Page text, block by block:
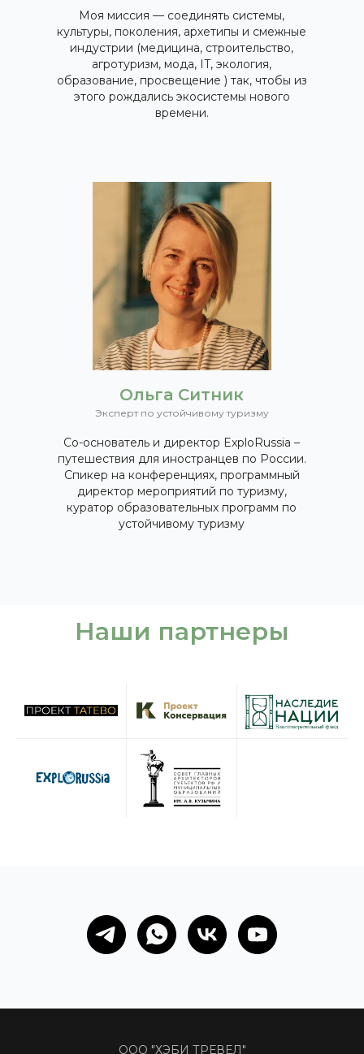
Моя миссия — соединять системы,
культуры, поколения, архетипы и смежные
индустрии (медицина, строительство,
агротуризм, мода, IT, экология,
образование, просвещение ) так, чтобы из
этого рождались экосистемы нового
времени.
Ольга Ситник
Эксперт по устойчивому туризму
Со-основатель и директор ExploRussia –
путешествия для иностранцев по России.
Спикер на конференциях, программный
директор мероприятий по туризму,
куратор образовательных программ по
устойчивому туризму
Наши партнеры
ООО "ХЭБИ ТРЕВЕЛ"